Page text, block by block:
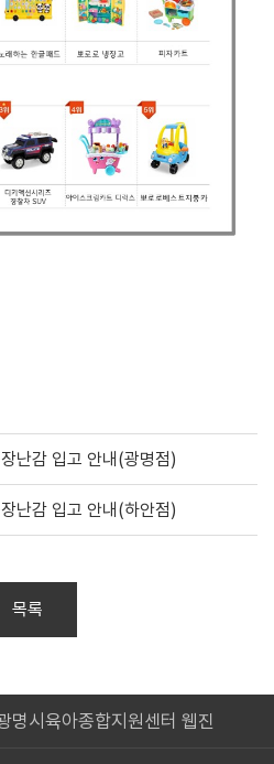
난감 입고 안내(광명점)
난감 입고 안내(하안점)
목록
명시육아종합지원센터 웹진